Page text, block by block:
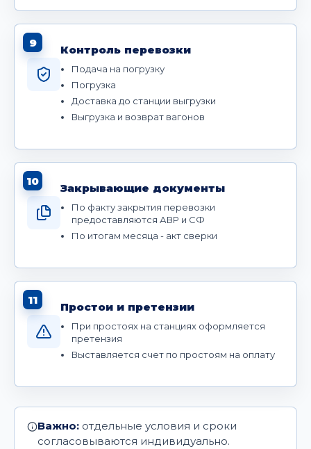
9
Контроль перевозки
Подача на погрузку
Погрузка
Доставка до станции выгрузки
Выгрузка и возврат вагонов
10
Закрывающие документы
По факту закрытия перевозки
предоставляются АВР и СФ
По итогам месяца - акт сверки
11
Простои и претензии
При простоях на станциях оформляется
претензия
Выставляется счет по простоям на оплату
Важно: отдельные условия и сроки
согласовываются индивидуально.